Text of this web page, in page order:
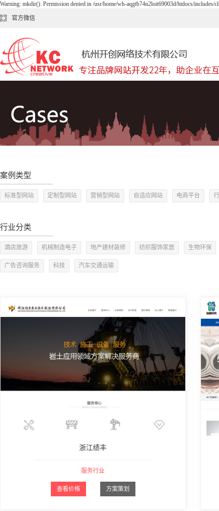
Warning: mkdir(): Permission denied in /usr/home/wh-aqgtb74n2loit69003d/htdocs/includes/
官方微信
案例类型
标准型网站 定制型网站 营销型网站 自适应网站 电商平台
行业分类
酒店旅游 机械制造电子 地产建材装修 纺织服饰家居 生物环保
广告咨询服务 科技 汽车交通运输
浙江绩丰
服务行业
查看价格 方案策划